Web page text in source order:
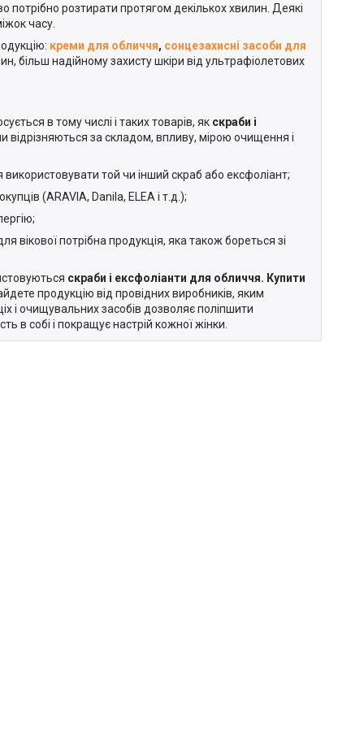
розтирати протягом декількох хвилин. Деякі
часу.
креми для обличчя, сонцезахисні засоби для
більш надійному захисту шкіри від ультрафіолетових
в тому числі і таких товарів, як скраби і
відрізняються за складом, впливу, мірою очищення і
той чи інший скраб або ексфоліант;
(ARAVIA, Danila, ELEA і т.д.);
вікової потрібна продукція, яка також бореться зі
скраби і ексфоліанти для обличчя. Купити
продукцію від провідних виробників, яким
і очищувальних засобів дозволяє поліпшити
в собі і покращує настрій кожної жінки.